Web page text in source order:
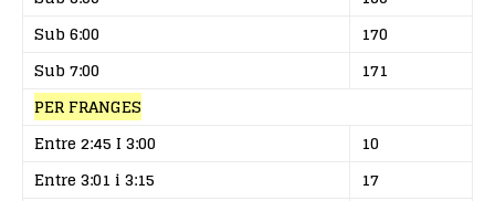
Sub 6:00
170
Sub 7:00
171
PER FRANGES
Entre 2:45 I 3:00
10
Entre 3:01 i 3:15
17